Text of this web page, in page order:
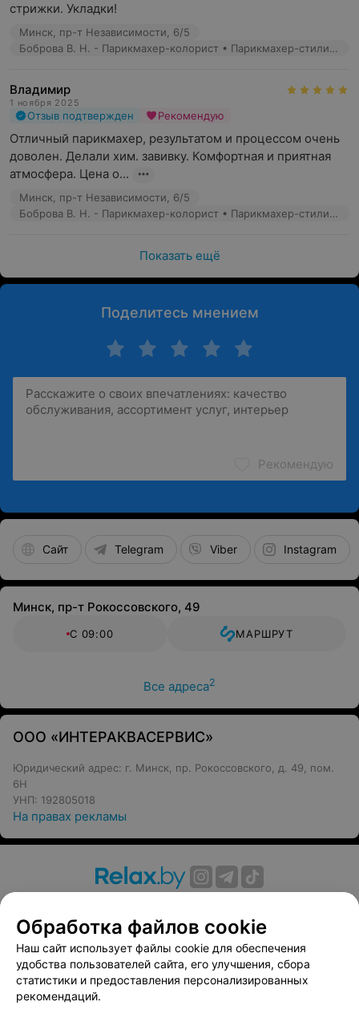
стрижки. Укладки!
Минск, пр-т Независимости, 6/5
Боброва В. Н. - Парикмахер-колорист • Парикмахер-стилист
Владимир
1 ноября 2025
Отзыв подтвержден Рекомендую
Отличный парикмахер, результатом и процессом очень
доволен. Делали хим. завивку. Комфортная и приятная
атмосфера. Цена о...
Минск, пр-т Независимости, 6/5
Боброва В. Н. - Парикмахер-колорист • Парикмахер-стилист
Показать ещё
Поделитесь мнением
Рекомендую
Сайт Telegram Viber Instagram
Минск, пр-т Рокоссовского, 49
С 09:00 МАРШРУТ
Все адреса2
ООО «ИНТЕРАКВАСЕРВИС»
Юридический адрес: г. Минск, пр. Рокоссовского, д. 49, пом.
6Н
УНП: 192805018
На правах рекламы
Вакансии
Публичный договор
Способы оплаты
Публичный договор по использованию сервиса
«Афиша»
Пользовательское соглашение
Обработка файлов cookie
Наш сайт использует файлы cookie для обеспечения
удобства пользователей сайта, его улучшения, сбора
статистики и предоставления персонализированных
рекомендаций.